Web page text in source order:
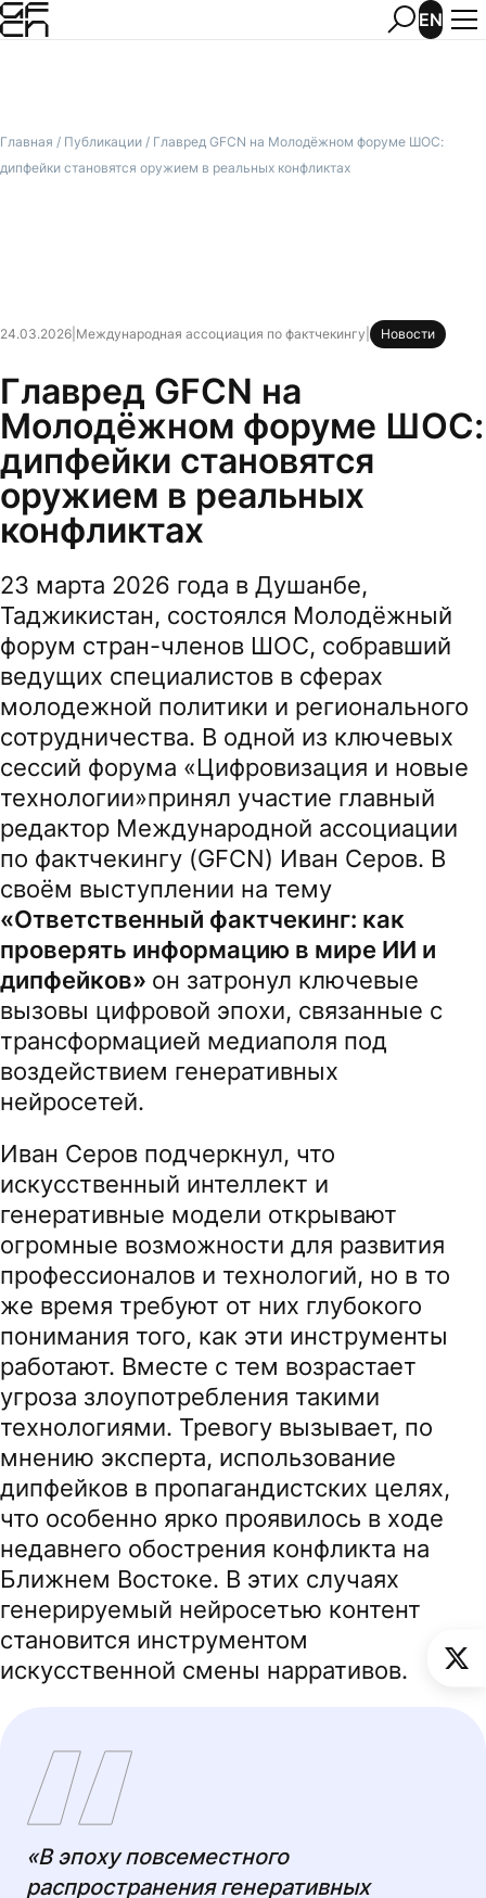
EN
Главная / Публикации / Главред GFCN на Молодёжном форуме ШОС:
дипфейки становятся оружием в реальных конфликтах
24.03.2026 Международная ассоциация по фактчекингу Новости
Главред GFCN на
Молодёжном форуме ШОС:
дипфейки становятся
оружием в реальных
конфликтах
23 марта 2026 года в Душанбе,
Таджикистан, состоялся Молодёжный
форум стран-членов ШОС, собравший
ведущих специалистов в сферах
молодежной политики и регионального
сотрудничества. В одной из ключевых
сессий форума «Цифровизация и новые
технологии»принял участие главный
редактор Международной ассоциации
по фактчекингу (GFCN) Иван Серов. В
своём выступлении на тему
«Ответственный фактчекинг: как
проверять информацию в мире ИИ и
дипфейков» он затронул ключевые
вызовы цифровой эпохи, связанные с
трансформацией медиаполя под
воздействием генеративных
нейросетей.
Иван Серов подчеркнул, что
искусственный интеллект и
генеративные модели открывают
огромные возможности для развития
профессионалов и технологий, но в то
же время требуют от них глубокого
понимания того, как эти инструменты
работают. Вместе с тем возрастает
угроза злоупотребления такими
технологиями. Тревогу вызывает, по
мнению эксперта, использование
дипфейков в пропагандистских целях,
что особенно ярко проявилось в ходе
недавнего обострения конфликта на
Ближнем Востоке. В этих случаях
генерируемый нейросетью контент
становится инструментом
искусственной смены нарративов.
«В эпоху повсеместного
распространения генеративных